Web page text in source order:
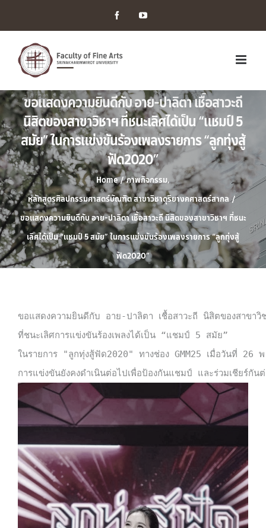
FacebookYouTube
ขอแสดงความยินดีกับ อาย-ปาลิตา เชื้อสาวะถี
นิสิตของสาขาวิชาฯ ที่ชนะเลิศได้เป็น “แชมป์ 5
สมัย” ในการแข่งขันร้องเพลงรายการ “ลูกทุ่งสู้
ฟัด2020”
Home / ภาพกิจกรรม,
หลักสูตรศิลปกรรมศาสตร์บัณฑิต สาขาวิชาดุริยางคศาสตร์สากล /
ขอแสดงความยินดีกับ อาย-ปาลิตา เชื้อสาวะถี นิสิตของสาขาวิชาฯ ที่ชนะ
เลิศได้เป็น “แชมป์ 5 สมัย” ในการแข่งขันร้องเพลงรายการ “ลูกทุ่งสู้
ฟัด2020”
ขอแสดงความยินดีกับ อาย-ปาลิตา เชื้อสาวะถี นิสิตของสาข
ที่ชนะเลิศการแข่งขันร้องเพลงได้เป็น “แชมป์ 5 สมัย”
ในรายการ "ลูกทุ่งสู้ฟัด2020" ทางช่อง GMM25 เมื่อวันที่